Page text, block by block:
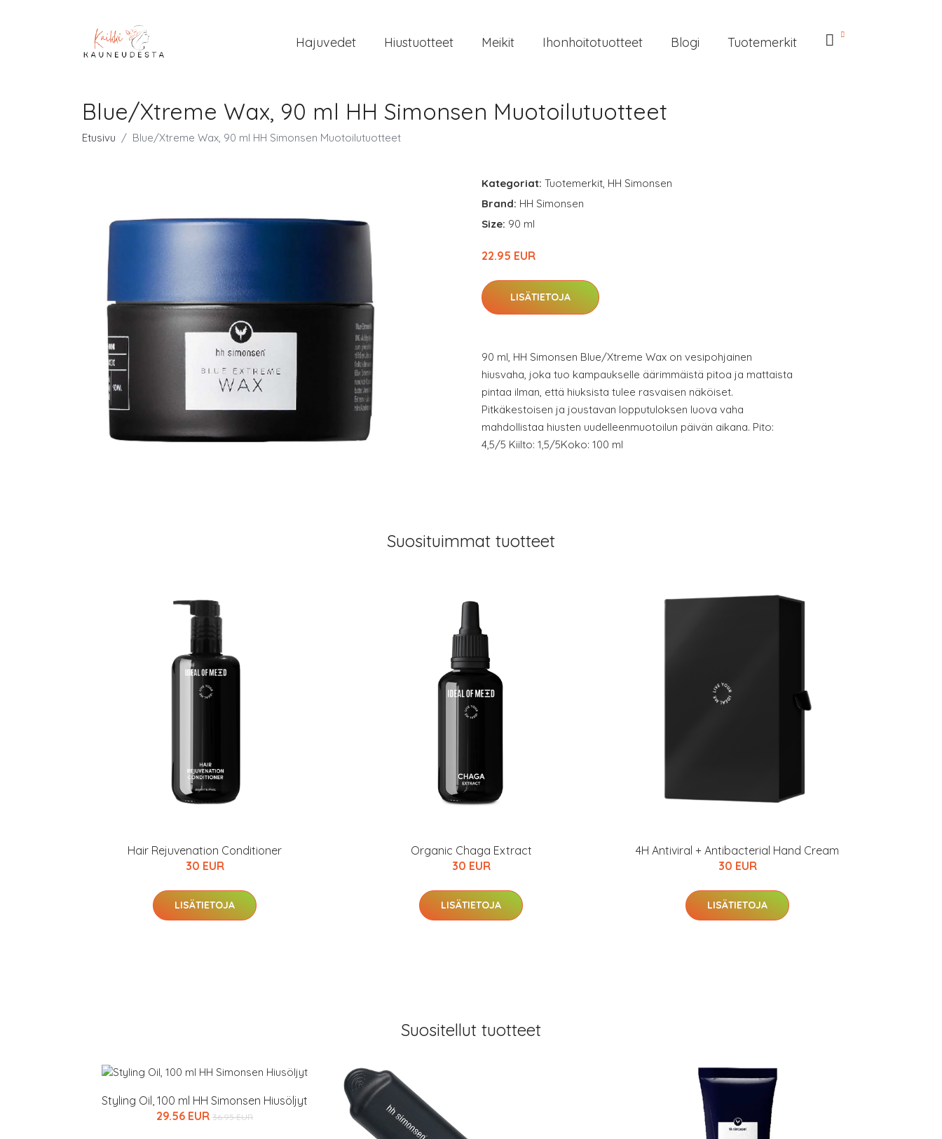
Hajuvedet Hiustuotteet Meikit Ihonhoitotuotteet Blogi Tuotemerkit
Blue/Xtreme Wax, 90 ml HH Simonsen Muotoilutuotteet
Etusivu Blue/Xtreme Wax, 90 ml HH Simonsen Muotoilutuotteet
Kategoriat: Tuotemerkit, HH Simonsen
Brand: HH Simonsen
Size: 90 ml
22.95 EUR
LISÄTIETOJA
90 ml, HH Simonsen Blue/Xtreme Wax on vesipohjainen
hiusvaha, joka tuo kampaukselle äärimmäistä pitoa ja mattaista
pintaa ilman, että hiuksista tulee rasvaisen näköiset.
Pitkäkestoisen ja joustavan lopputuloksen luova vaha
mahdollistaa hiusten uudelleenmuotoilun päivän aikana. Pito:
4,5/5 Kiilto: 1,5/5Koko: 100 ml
Suosituimmat tuotteet
Hair Rejuvenation Conditioner
30 EUR
LISÄTIETOJA
Organic Chaga Extract
30 EUR
LISÄTIETOJA
4H Antiviral + Antibacterial Hand Cream
30 EUR
LISÄTIETOJA
Suositellut tuotteet
Styling Oil, 100 ml HH Simonsen Hiusöljyt
29.56 EUR 36.95 EUR